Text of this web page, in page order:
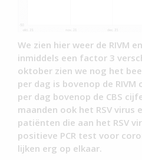
We zien hier weer de RIVM
inmiddels een factor 3
oktober zien we nog het
per dag is bovenop de
per dag bovenop de CBS
maanden ook het RSV
patiënten die aan het RSV
positieve PCR test voor
lijken erg op elkaar.